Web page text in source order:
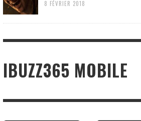
8 FÉVRIER 2018
IBUZZ365 MOBILE